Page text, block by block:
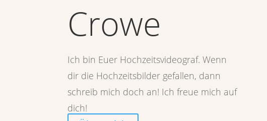
Crowe
Ich bin Euer Hochzeitsvideograf. Wenn
dir die Hochzeitsbilder gefallen, dann
schreib mich doch an! Ich freue mich auf
dich!